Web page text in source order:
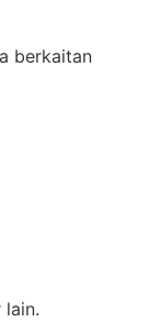
berkaitan
lain.